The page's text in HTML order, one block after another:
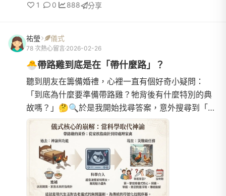
1 0 888 分享
祐瑩 儀式
78 次熱心留言 2026-02-26
🐣帶路雞到底是在「帶什麼路」？
聽到朋友在籌備婚禮，心裡一直有個好奇小疑問：
「到底為什麼要準備帶路雞？牠背後有什麼特別的典
故嗎？」🤔🔍於是我開始找尋答案，意外搜尋到「定
洋堂」老師的文章：《帶路雞到底要帶什麼路？從古
代用途到現代禁忌的完...